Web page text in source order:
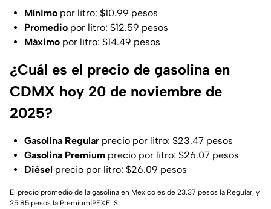
Mínimo por litro: $10.99 pesos
Promedio por litro: $12.59 pesos
Máximo por litro: $14.49 pesos
¿Cuál es el precio de gasolina en
CDMX hoy 20 de noviembre de
2025?
Gasolina Regular precio por litro: $23.47 pesos
Gasolina Premium precio por litro: $26.07 pesos
Diésel precio por litro: $26.09 pesos
El precio promedio de la gasolina en México es de 23.37 pesos la Regular, y
25.85 pesos la Premium|PEXELS.